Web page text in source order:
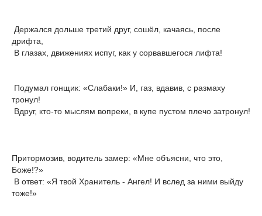
Держался дольше третий друг, сошёл, качаясь, после
дрифта,
В глазах, движениях испуг, как у сорвавшегося лифта!
Подумал гонщик: «Слабаки!» И, газ, вдавив, с размаху
тронул!
Вдруг, кто-то мыслям вопреки, в купе пустом плечо затронул!
Притормозив, водитель замер: «Мне объясни, что это,
Боже!?»
В ответ: «Я твой Хранитель - Ангел! И вслед за ними выйду
тоже!»